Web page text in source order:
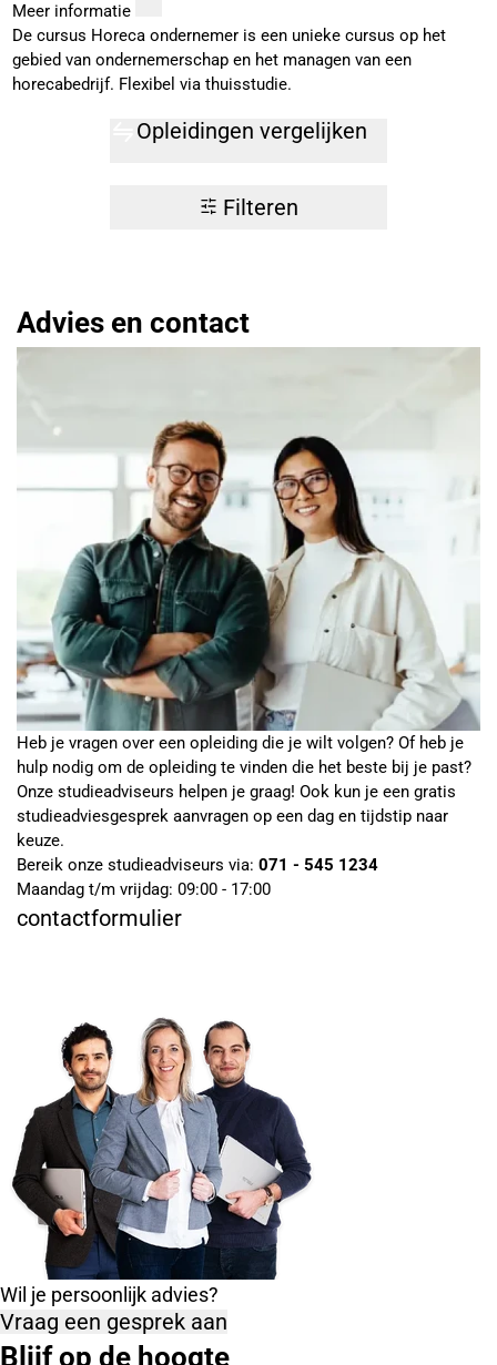
Meer informatie
De cursus Horeca ondernemer is een unieke cursus op het
gebied van ondernemerschap en het managen van een
horecabedrijf. Flexibel via thuisstudie.
Opleidingen vergelijken
Filteren
Advies en contact
Heb je vragen over een opleiding die je wilt volgen? Of heb je
hulp nodig om de opleiding te vinden die het beste bij je past?
Onze studieadviseurs helpen je graag! Ook kun je een gratis
studieadviesgesprek aanvragen op een dag en tijdstip naar
keuze.
Bereik onze studieadviseurs via: 071 - 545 1234
Maandag t/m vrijdag: 09:00 - 17:00
contactformulier
Wil je persoonlijk advies?
Vraag een gesprek aan
Blijf op de hoogte